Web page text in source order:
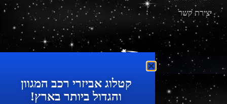
יצירת קשר
מוצרים מתקדמים לרכב
קטלוג אביזרי רכב המגוון
והגדול ביותר בארץ!